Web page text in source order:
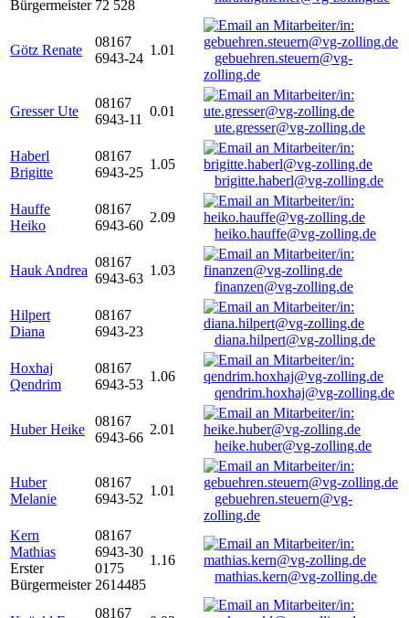
Bürgermeister 72 528
Götz Renate
08167
6943-24
1.01
gebuehren.steuern@vg-
zolling.de
Gresser Ute
08167
6943-11
0.01
ute.gresser@vg-zolling.de
Haberl
Brigitte
08167
6943-25
1.05
brigitte.haberl@vg-zolling.de
Hauffe
Heiko
08167
6943-60
2.09
heiko.hauffe@vg-zolling.de
Hauk Andrea
08167
6943-63
1.03
finanzen@vg-zolling.de
Hilpert
Diana
08167
6943-23
diana.hilpert@vg-zolling.de
Hoxhaj
Qendrim
08167
6943-53
1.06
qendrim.hoxhaj@vg-zolling.de
Huber Heike
08167
6943-66
2.01
heike.huber@vg-zolling.de
Huber
Melanie
08167
6943-52
1.01
gebuehren.steuern@vg-
zolling.de
Kern
Mathias
Erster
Bürgermeister
08167
6943-30
0175
2614485
1.16
mathias.kern@vg-zolling.de
08167